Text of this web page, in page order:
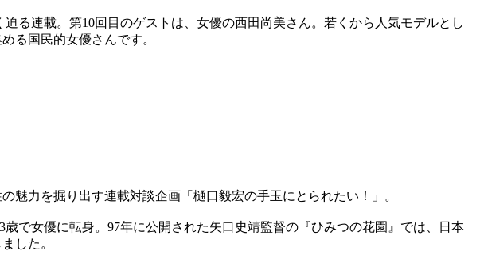
る連載。第10回目のゲストは、女優の西田尚美さん。若くから人気モデルとし
る国民的女優さんです。
魅力を掘り出す連載対談企画「樋口毅宏の手玉にとられたい！」。
で女優に転身。97年に公開された矢口史靖監督の『ひみつの花園』では、日本
した。